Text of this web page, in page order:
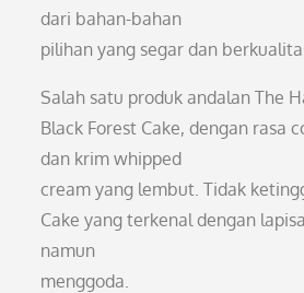
dari bahan-bahan
pilihan yang segar dan
Salah satu produk andalan The
Black Forest Cake, dengan rasa
dan krim whipped
cream yang lembut. Tidak
Cake yang terkenal dengan
namun
menggoda.